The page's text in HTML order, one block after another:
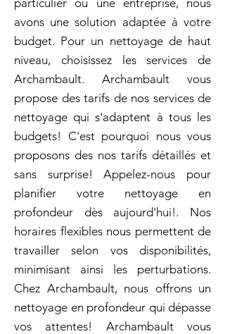
particulier ou une entreprise, nous
avons une solution adaptée à votre
budget. Pour un nettoyage de haut
niveau, choisissez les services de
Archambault. Archambault vous
propose des tarifs de nos services de
nettoyage qui s'adaptent à tous les
budgets! C'est pourquoi nous vous
proposons des nos tarifs détaillés et
sans surprise! Appelez-nous pour
planifier votre nettoyage en
profondeur dès aujourd'hui!. Nos
horaires flexibles nous permettent de
travailler selon vos disponibilités,
minimisant ainsi les perturbations.
Chez Archambault, nous offrons un
nettoyage en profondeur qui dépasse
vos attentes! Archambault vous